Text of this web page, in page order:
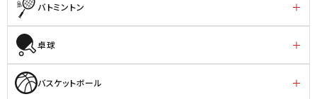
バトミントン
卓球
バスケットボール